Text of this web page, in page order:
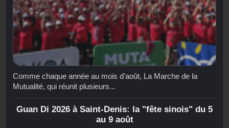
Comme chaque année au mois d'août, La Marche de la
Mutualité, qui réunit plusieurs...
Guan Di 2026 à Saint-Denis: la "fête sinois" du 5
au 9 août